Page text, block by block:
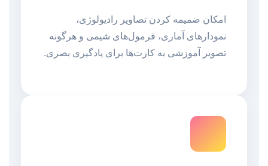
امکان ضمیمه کردن تصاویر رادیولوژی،
نمودارهای آماری، فرمول‌های شیمی و هرگونه
تصویر آموزشی به کارت‌ها برای یادگیری بصری.